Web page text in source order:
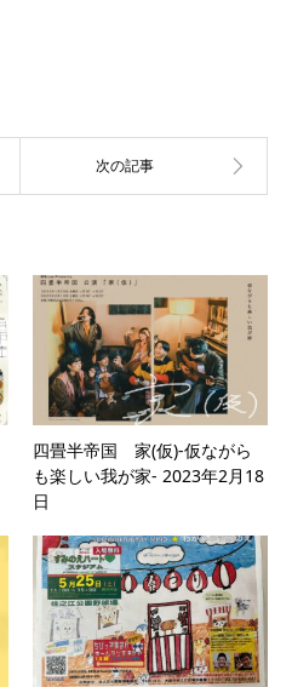
四畳半帝国 家(仮)-仮ながら
も楽しい我が家- 2023年2月18
日